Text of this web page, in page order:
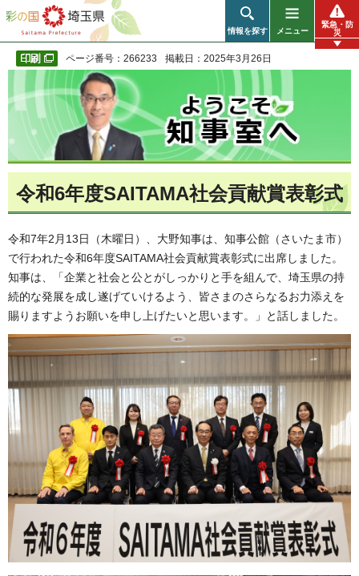
彩の国 埼玉県
情報を探す メニュー
緊急・防
災
ページ番号：266233 掲載日：2025年3月26日
令和6年度SAITAMA社会貢献賞表彰式
令和7年2月13日（木曜日）、大野知事は、知事公館（さいたま市）
で行われた令和6年度SAITAMA社会貢献賞表彰式に出席しました。
知事は、「企業と社会と公とがしっかりと手を組んで、埼玉県の持
続的な発展を成し遂げていけるよう、皆さまのさらなるお力添えを
賜りますようお願いを申し上げたいと思います。」と話しました。